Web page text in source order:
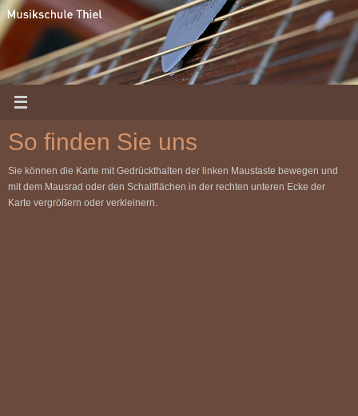
Zum
Inhalt
springen
So finden Sie uns
Sie können die Karte mit Gedrückthalten der linken Maustaste bewegen und
mit dem Mausrad oder den Schaltflächen in der rechten unteren Ecke der
Karte vergrößern oder verkleinern.